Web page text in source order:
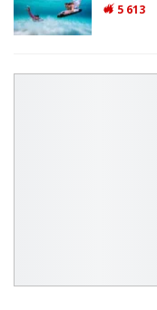
5 613